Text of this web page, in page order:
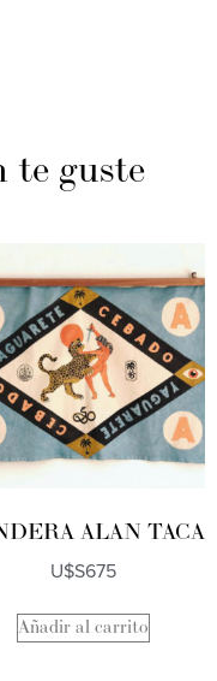
te guste
ALAN TACA
U$S675
Añadir al carrito